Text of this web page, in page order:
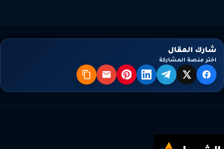
شارك المقال
اختر منصة المشاركة
فيسبوك
X تيليجراملينكدإنبنترستالبريد نسخ